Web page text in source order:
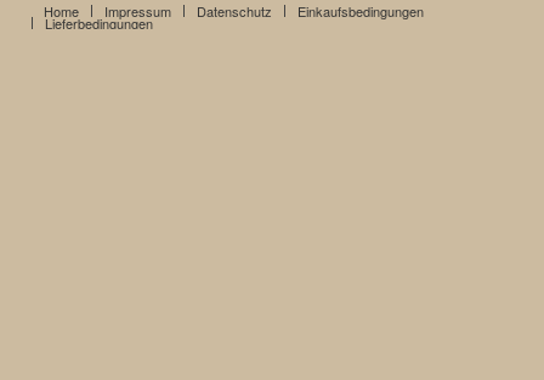
Home
Impressum Datenschutz Einkaufsbedingungen
Lieferbedingungen